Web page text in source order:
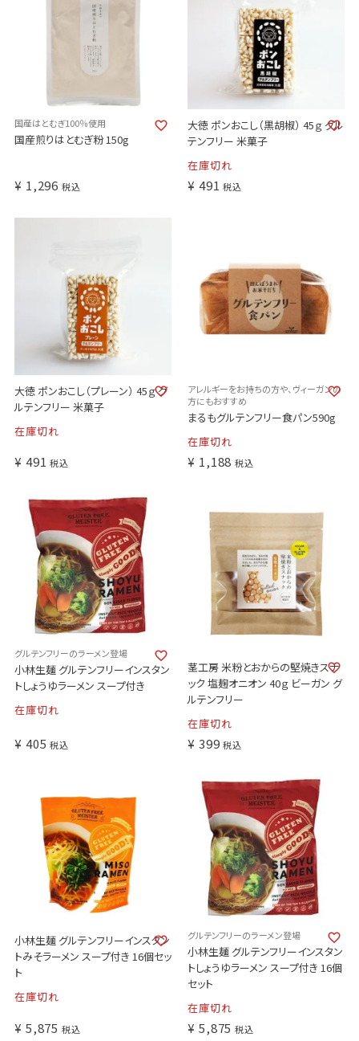
国産はとむぎ100％使用
国産煎りはとむぎ粉 150g
¥ 1,296 税込
大徳 ポンおこし（黒胡椒） 45ｇ グル
テンフリー 米菓子
在庫切れ
¥ 491 税込
大徳 ポンおこし（プレーン） 45ｇ グ
ルテンフリー 米菓子
在庫切れ
¥ 491 税込
アレルギーをお持ちの方や、ヴィーガンの
方にもおすすめ
まるもグルテンフリー食パン590g
在庫切れ
¥ 1,188 税込
グルテンフリーのラーメン登場
小林生麺 グルテンフリーインスタン
トしょうゆラーメン スープ付き
在庫切れ
¥ 405 税込
茎工房 米粉とおからの堅焼きスナ
ック 塩麹オニオン 40ｇ ビーガン グ
ルテンフリー
在庫切れ
¥ 399 税込
小林生麺 グルテンフリーインスタン
トみそラーメン スープ付き 16個セッ
ト
在庫切れ
¥ 5,875 税込
グルテンフリーのラーメン登場
小林生麺 グルテンフリーインスタン
トしょうゆラーメン スープ付き 16個
セット
在庫切れ
¥ 5,875 税込